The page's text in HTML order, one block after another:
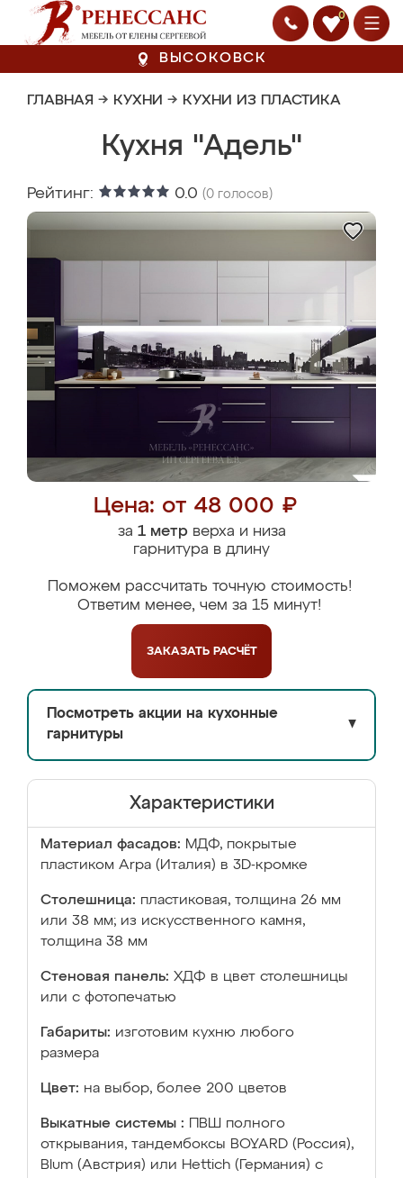
0
ВЫСОКОВСК
ГЛАВНАЯ → КУХНИ → КУХНИ ИЗ ПЛАСТИКА
Кухня "Адель"
Рейтинг: 0.0 (0 голосов)
Цена: от 48 000 ₽
за 1 метрверха и низа
гарнитура в длину
Поможем рассчитать точную стоимость!
Ответим менее, чем за 15 минут!
ЗАКАЗАТЬ РАСЧЁТ
Посмотреть акции на кухонные
гарнитуры
▼
Характеристики
Материал фасадов: МДФ, покрытые
пластиком Arpa (Италия) в 3D-кромке
Столешница: пластиковая, толщина 26 мм
или 38 мм; из искусственного камня,
толщина 38 мм
Стеновая панель: ХДФ в цвет столешницы
или с фотопечатью
Габариты: изготовим кухню любого
размера
Цвет: на выбор, более 200 цветов
Выкатные системы :
ПВШ полного
открывания, тандембоксы BOYARD (Россия),
Blum (Австрия) или Hettich (Германия) с